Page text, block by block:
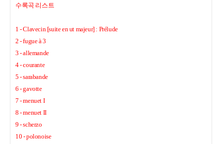
수록곡 리스트
1 - Clavecin [suite en ut majeur] : Prélude
2 - fugue à 3
3 - allemande
4 - courante
5 - sarabande
6 - gavotte
7 - menuet I
8 - menuet II
9 - scherzo
10 - polonoise